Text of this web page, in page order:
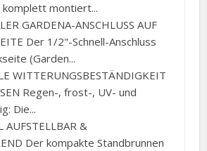
montiert...
GARDENA-ANSCHLUSS AUF
Der 1/2"-Schnell-Anschluss
(Garden...
WITTERUNGSBESTÄNDIGKEIT
Regen-, frost-, UV- und
Die...
AUFSTELLBAR &
Der kompakte Standbrunnen